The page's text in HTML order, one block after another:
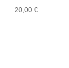
20,00 €